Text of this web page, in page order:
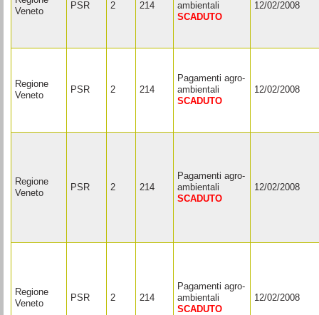
Veneto
PSR 2 214
ambientali
SCADUTO
12/02/2008
Regione
Veneto
PSR 2 214
Pagamenti agro-
ambientali
SCADUTO
12/02/2008
Regione
Veneto
PSR 2 214
Pagamenti agro-
ambientali
SCADUTO
12/02/2008
Regione
Veneto
PSR 2 214
Pagamenti agro-
ambientali
SCADUTO
12/02/2008